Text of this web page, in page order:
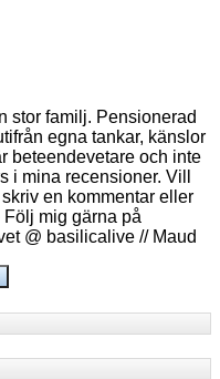
stor familj. Pensionerad
egna tankar, känslor
beteendevetare och inte
i mina recensioner. Vill
en kommentar eller
mig gärna på
@ basilicalive // Maud